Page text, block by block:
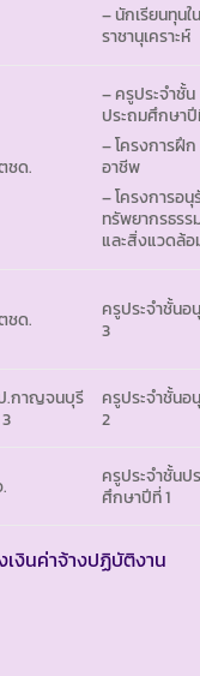
– นักเรียนทุนใ
ราชานุเคราะห์
ชด.
– ครูประจำชั้น
ประถมศึกษา
– โครงการฝึก
อาชีพ
– โครงการอ
ทรัพยากรธรร
และสิ่งแวดล้
ชด.
ครูประจำชั้นอ
3
.กาญจนบุรี
ครูประจำชั้นอ
2
ครูประจำชั้นป
ศึกษาปีที่ 1
งินค่าจ้างปฏิบัติงาน